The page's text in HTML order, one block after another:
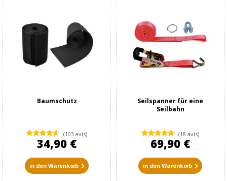
Baumschutz
(103 avis)
34,90 €
in den Warenkorb
Seilspanner für eine
Seilbahn
(18 avis)
69,90 €
in den Warenkorb